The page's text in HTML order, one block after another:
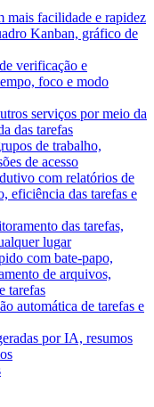
mais facilidade e rapidez
Kanban, gráfico de
verificação e
foco e modo
serviços por meio da
das tarefas
de trabalho,
de acesso
com relatórios de
eficiência das tarefas e
das tarefas,
lugar
com bate-papo,
de arquivos,
tarefas
automática de tarefas e
por IA, resumos